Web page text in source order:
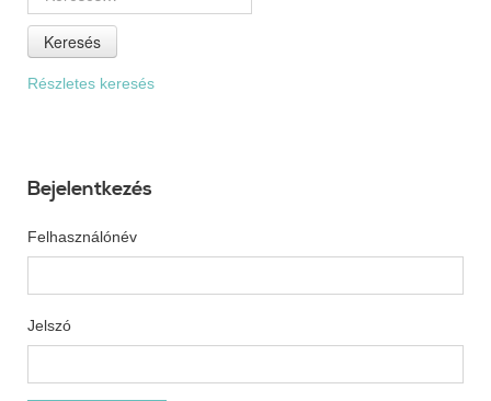
Keresés
Részletes keresés
Bejelentkezés
Felhasználónév
Jelszó